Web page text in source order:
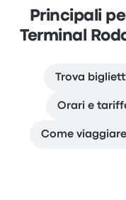
Principali
Terminal
Trova
Orari e
Come